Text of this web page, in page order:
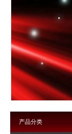
产品分类